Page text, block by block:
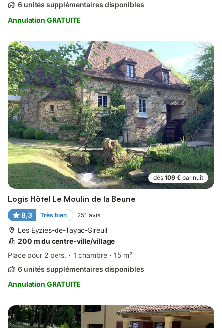
6 unités supplémentaires disponibles
Annulation GRATUITE
dès 109 € par nuit
Logis Hôtel Le Moulin de la Beune
8,3 Très bien 251 avis
Les Eyzies-de-Tayac-Sireuil
200 m du centre-ville/village
Place pour 2 pers.
1 chambre
15 m²
6 unités supplémentaires disponibles
Annulation GRATUITE